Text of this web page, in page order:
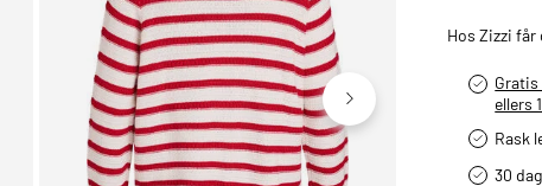
Hos Zizzi får
ellers
Rask
30